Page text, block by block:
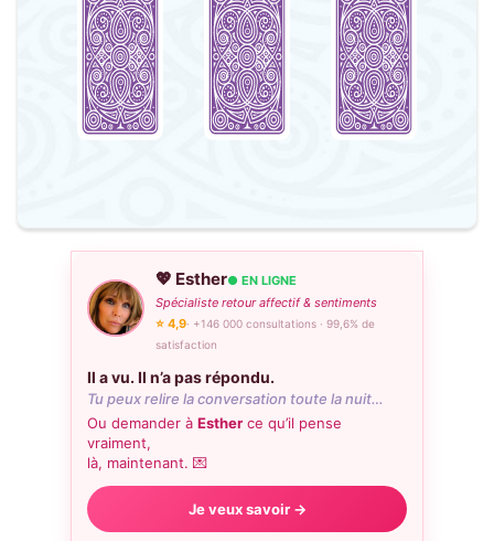
💖 Esther● EN LIGNE
Spécialiste retour affectif & sentiments
⭐ 4,9· +146 000 consultations · 99,6% de
satisfaction
Il a vu. Il n’a pas répondu.
Tu peux relire la conversation toute la nuit…
Ou demander à Esther ce qu’il pense
vraiment,
là, maintenant. 💌
Je veux savoir →